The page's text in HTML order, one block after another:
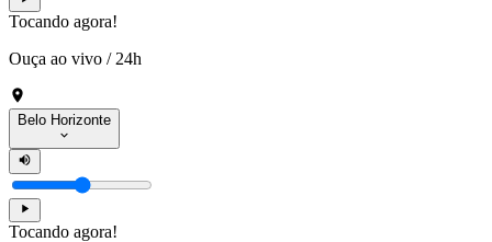
Tocando agora!
Ouça ao vivo / 24h
Belo Horizonte
Tocando agora!